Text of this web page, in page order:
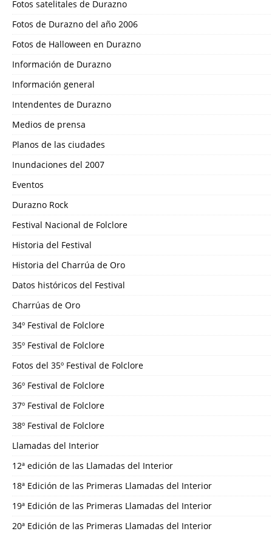
Fotos satelitales de Durazno
Fotos de Durazno del año 2006
Fotos de Halloween en Durazno
Información de Durazno
Información general
Intendentes de Durazno
Medios de prensa
Planos de las ciudades
Inundaciones del 2007
Eventos
Durazno Rock
Festival Nacional de Folclore
Historia del Festival
Historia del Charrúa de Oro
Datos históricos del Festival
Charrúas de Oro
34º Festival de Folclore
35º Festival de Folclore
Fotos del 35º Festival de Folclore
36º Festival de Folclore
37º Festival de Folclore
38º Festival de Folclore
Llamadas del Interior
12ª edición de las Llamadas del Interior
18ª Edición de las Primeras Llamadas del Interior
19ª Edición de las Primeras Llamadas del Interior
20ª Edición de las Primeras Llamadas del Interior